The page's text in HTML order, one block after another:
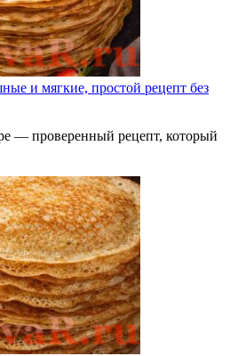
и мягкие, простой рецепт без
— проверенный рецепт, который